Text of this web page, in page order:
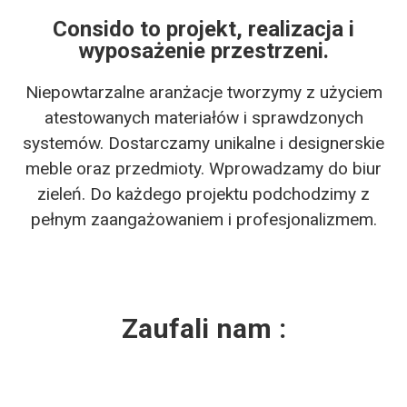
Consido to projekt, realizacja i
wyposażenie przestrzeni.
Niepowtarzalne aranżacje tworzymy z użyciem
atestowanych materiałów i sprawdzonych
systemów. Dostarczamy unikalne i designerskie
meble oraz przedmioty. Wprowadzamy do biur
zieleń. Do każdego projektu podchodzimy z
pełnym zaangażowaniem i profesjonalizmem.
Zaufali nam :